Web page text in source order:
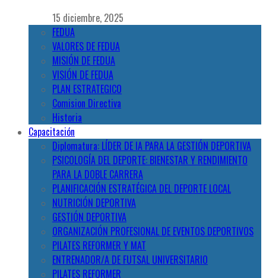
15 diciembre, 2025
FEDUA
VALORES DE FEDUA
MISIÓN DE FEDUA
VISIÓN DE FEDUA
PLAN ESTRATEGICO
Comision Directiva
Historia
Capacitación
Diplomatura: LÍDER DE IA PARA LA GESTIÓN DEPORTIVA
PSICOLOGÍA DEL DEPORTE: BIENESTAR Y RENDIMIENTO
PARA LA DOBLE CARRERA
PLANIFICACIÓN ESTRATÉGICA DEL DEPORTE LOCAL
NUTRICIÓN DEPORTIVA
GESTIÓN DEPORTIVA
ORGANIZACIÓN PROFESIONAL DE EVENTOS DEPORTIVOS
PILATES REFORMER Y MAT
ENTRENADOR/A DE FUTSAL UNIVERSITARIO
PILATES REFORMER